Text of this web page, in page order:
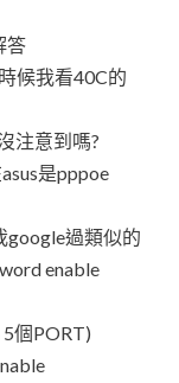
答
候我看40C的
注意到嗎?
是pppoe
google過類似的
enable
個PORT)